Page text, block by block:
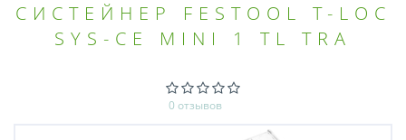
CИСТЕЙНЕР FESTOOL T-LOC
SYS-CE MINI 1 TL TRA
0 отзывов